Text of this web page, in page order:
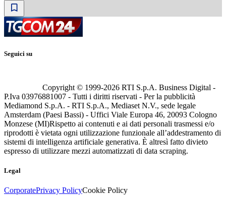
Seguici su
Copyright © 1999-2026 RTI S.p.A. Business Digital -
P.Iva 03976881007 - Tutti i diritti riservati - Per la pubblicità
Mediamond S.p.A. - RTI S.p.A., Mediaset N.V., sede legale
Amsterdam (Paesi Bassi) - Uffici Viale Europa 46, 20093 Cologno
Monzese (MI)Rispetto ai contenuti e ai dati personali trasmessi e/o
riprodotti è vietata ogni utilizzazione funzionale all’addestramento di
sistemi di intelligenza artificiale generativa. È altresì fatto divieto
espresso di utilizzare mezzi automatizzati di data scraping.
Legal
CorporatePrivacy PolicyCookie Policy